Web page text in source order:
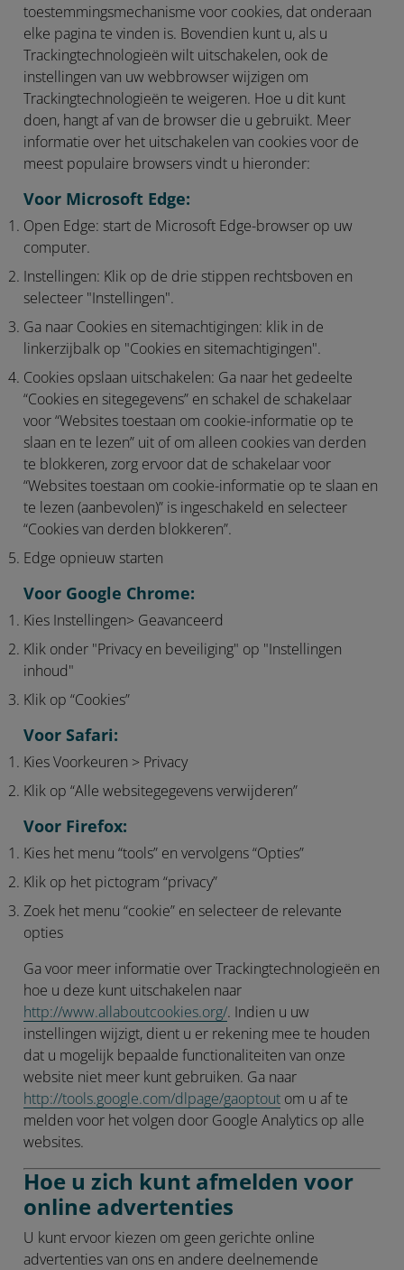
toestemmingsmechanisme voor cookies, dat onderaan
elke pagina te vinden is. Bovendien kunt u, als u
Trackingtechnologieën wilt uitschakelen, ook de
instellingen van uw webbrowser wijzigen om
Trackingtechnologieën te weigeren. Hoe u dit kunt
doen, hangt af van de browser die u gebruikt. Meer
informatie over het uitschakelen van cookies voor de
meest populaire browsers vindt u hieronder:
Voor Microsoft Edge:
Open Edge: start de Microsoft Edge-browser op uw
computer.
Instellingen: Klik op de drie stippen rechtsboven en
selecteer "Instellingen".
Ga naar Cookies en sitemachtigingen: klik in de
linkerzijbalk op "Cookies en sitemachtigingen".
Cookies opslaan uitschakelen: Ga naar het gedeelte
“Cookies en sitegegevens” en schakel de schakelaar
voor “Websites toestaan om cookie-informatie op te
slaan en te lezen” uit of om alleen cookies van derden
te blokkeren, zorg ervoor dat de schakelaar voor
“Websites toestaan om cookie-informatie op te slaan en
te lezen (aanbevolen)” is ingeschakeld en selecteer
“Cookies van derden blokkeren”.
Edge opnieuw starten
Voor Google Chrome:
Kies Instellingen> Geavanceerd
Klik onder "Privacy en beveiliging" op "Instellingen
inhoud"
Klik op “Cookies”
Voor Safari:
Kies Voorkeuren > Privacy
Klik op “Alle websitegegevens verwijderen”
Voor Firefox:
Kies het menu “tools” en vervolgens “Opties”
Klik op het pictogram “privacy”
Zoek het menu “cookie” en selecteer de relevante
opties
Ga voor meer informatie over Trackingtechnologieën en
hoe u deze kunt uitschakelen naar
http://www.allaboutcookies.org/. Indien u uw
instellingen wijzigt, dient u er rekening mee te houden
dat u mogelijk bepaalde functionaliteiten van onze
website niet meer kunt gebruiken. Ga naar
http://tools.google.com/dlpage/gaoptout om u af te
melden voor het volgen door Google Analytics op alle
websites.
Hoe u zich kunt afmelden voor
online advertenties
U kunt ervoor kiezen om geen gerichte online
advertenties van ons en andere deelnemende